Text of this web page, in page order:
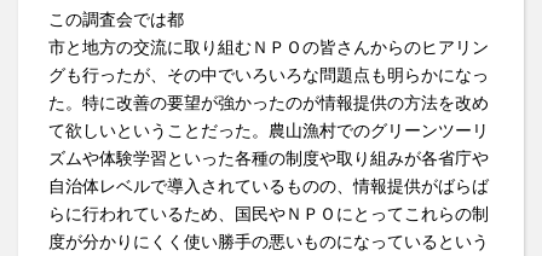
この調査会では都
市と地方の交流に取り組むＮＰＯの皆さんからのヒアリン
グも行ったが、その中でいろいろな問題点も明らかになっ
た。特に改善の要望が強かったのが情報提供の方法を改め
て欲しいということだった。農山漁村でのグリーンツーリ
ズムや体験学習といった各種の制度や取り組みが各省庁や
自治体レベルで導入されているものの、情報提供がばらば
らに行われているため、国民やＮＰＯにとってこれらの制
度が分かりにくく使い勝手の悪いものになっているという